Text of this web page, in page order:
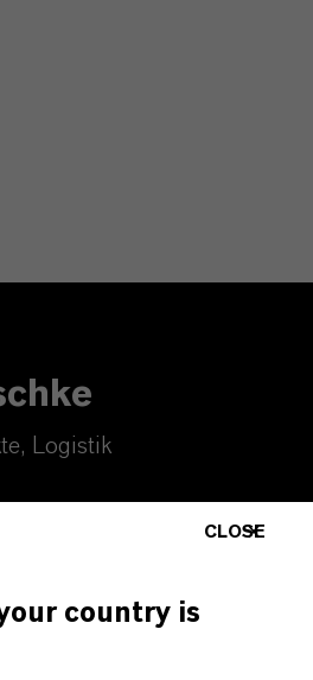
Logistik
CLOSE
country is